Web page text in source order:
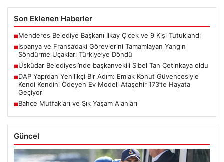
Son Eklenen Haberler
■Menderes Belediye Başkanı İlkay Çiçek ve 9 Kişi Tutuklandı
■İspanya ve Fransa’daki Görevlerini Tamamlayan Yangın
Söndürme Uçakları Türkiye’ye Döndü
■Üsküdar Belediyesi’nde başkanvekili Sibel Tan Çetinkaya oldu
■DAP Yapı’dan Yenilikçi Bir Adım: Emlak Konut Güvencesiyle
Kendi Kendini Ödeyen Ev Modeli Ataşehir 173’te Hayata
Geçiyor
■Bahçe Mutfakları ve Şık Yaşam Alanları
Güncel